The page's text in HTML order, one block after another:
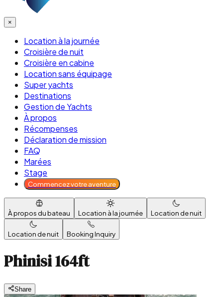
×
Location à la journée
Croisière de nuit
Croisière en cabine
Location sans équipage
Super yachts
Destinations
Gestion de Yachts
À propos
Récompenses
Déclaration de mission
FAQ
Marées
Stage
Commencez votre aventure
À propos du bateau Location à la journée Location de nuit
Location de nuit Booking Inquiry
Phinisi 164ft
Share